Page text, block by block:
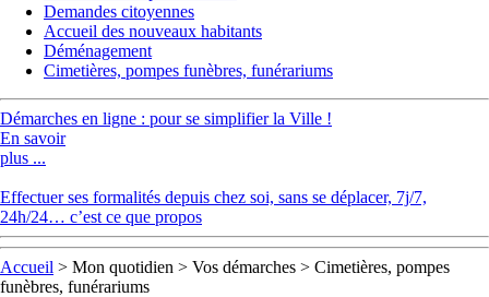
Demandes citoyennes
Accueil des nouveaux habitants
Déménagement
Cimetières, pompes funèbres, funérariums
Démarches en ligne : pour se simplifier la Ville !
En savoir
plus ...
Effectuer ses formalités depuis chez soi, sans se déplacer, 7j/7,
24h/24… c’est ce que propos
Accueil > Mon quotidien > Vos démarches > Cimetières, pompes
funèbres, funérariums